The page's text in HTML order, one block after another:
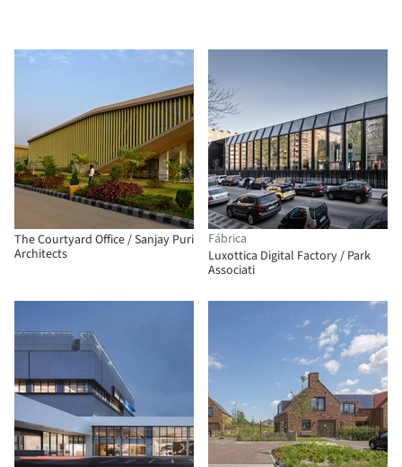
The Courtyard Office / Sanjay Puri
Architects
Fábrica
Luxottica Digital Factory / Park
Associati